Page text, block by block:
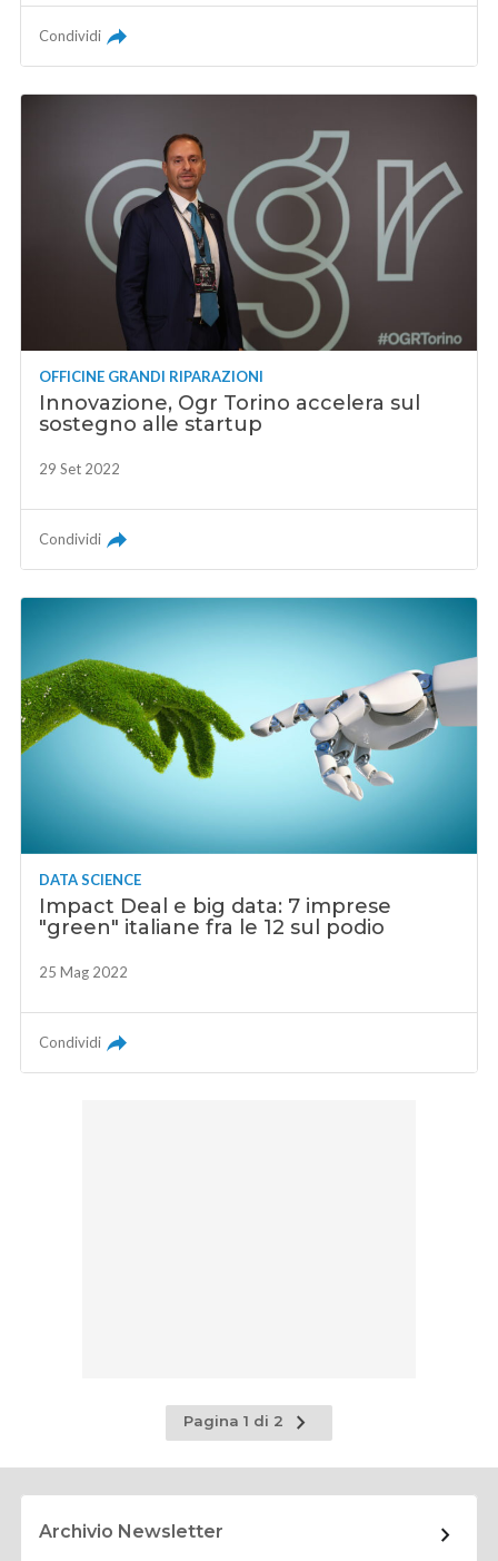
Condividi
OFFICINE GRANDI RIPARAZIONI
Innovazione, Ogr Torino accelera sul
sostegno alle startup
29 Set 2022
Condividi
DATA SCIENCE
Impact Deal e big data: 7 imprese
"green" italiane fra le 12 sul podio
25 Mag 2022
Condividi
Pagina 1 di 2
Pagina
successiva
Archivio Newsletter